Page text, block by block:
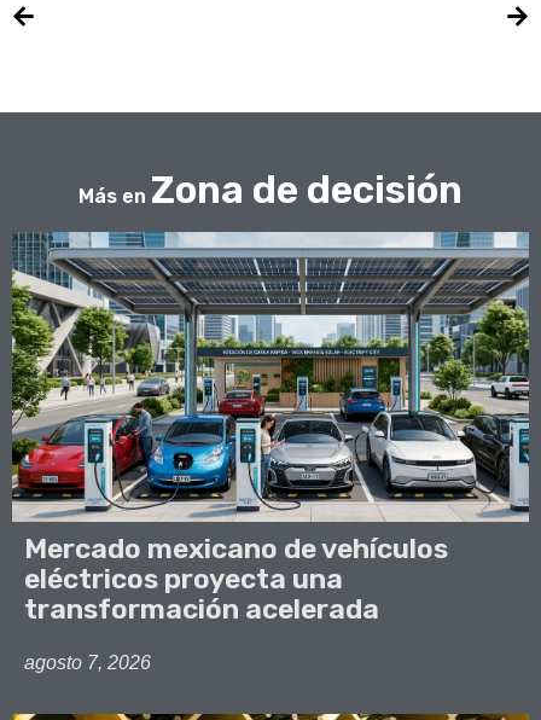
Más en Zona de decisión
Mercado mexicano de vehículos
eléctricos proyecta una
transformación acelerada
agosto 7, 2026